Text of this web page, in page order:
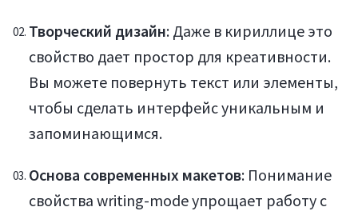
Творческий дизайн: Даже в кириллице это
свойство дает простор для креативности.
Вы можете повернуть текст или элементы,
чтобы сделать интерфейс уникальным и
запоминающимся.
Основа современных макетов: Понимание
свойства writing-mode упрощает работу с